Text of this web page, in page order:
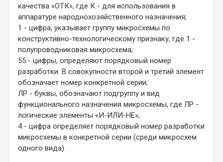
качества «ОТК», где К - для использования в
аппаратуре народнохозяйственного назначения;
1 - цифра, указывает группу микросхемы по
конструктивно-технологическому признаку, где 1 -
полупроводниковая микросхема;
55 - цифры, определяют порядковый номер
разработки. В совокупности второй и третий элемент
обозначает номер конкретной серии;
ЛР - буквы, обозначают подгруппу и вид
функционального назначения микросхемы, где ЛР -
логические элементы «И-ИЛИ-НЕ»;
4 - цифра определяет порядковый номер разработки
микросхемы в конкретной серии (среди микросхем
одного вида).